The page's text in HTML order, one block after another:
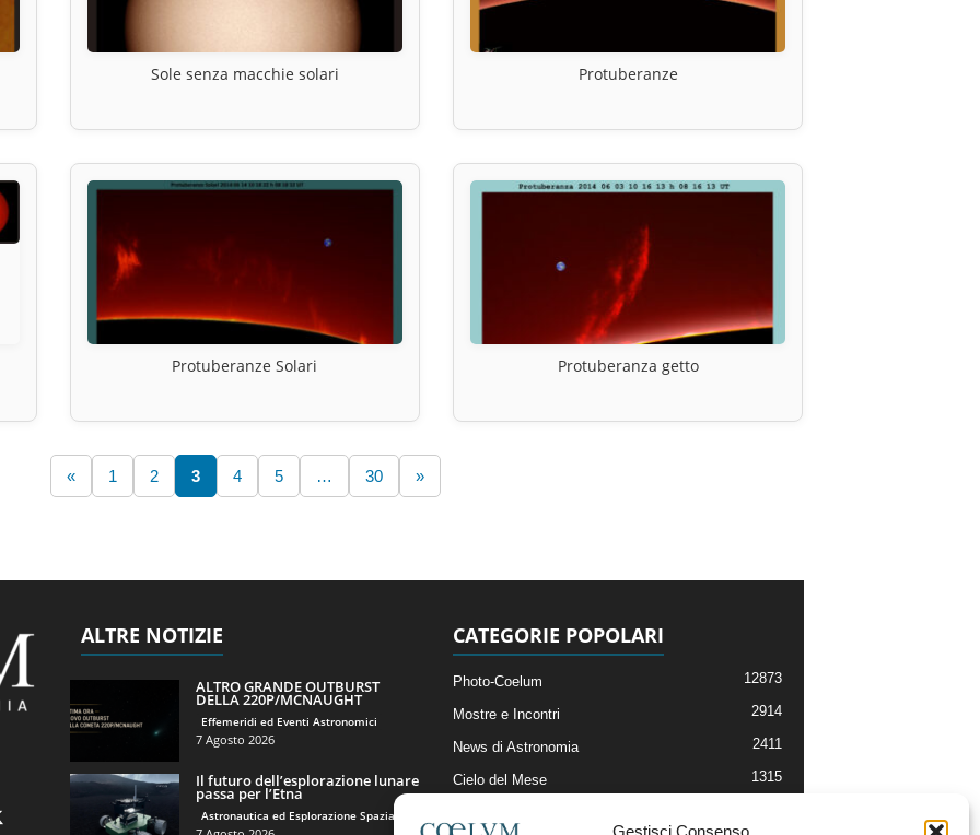
Gestisci Consenso
Sole senza macchie solari Protuberanze
Protuberanze Solari Protuberanza getto
« 1 2 3 4 5 … 30 »
ALTRE NOTIZIE
ALTRO GRANDE OUTBURST
DELLA 220P/MCNAUGHT
Effemeridi ed Eventi Astronomici
7 Agosto 2026
Il futuro dell’esplorazione lunare
passa per l’Etna
Astronautica ed Esplorazione Spaziale
CATEGORIE POPOLARI
Photo-Coelum 12873
Mostre e Incontri 2914
News di Astronomia 2411
Cielo del Mese 1315